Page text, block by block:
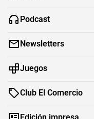
Podcast
Newsletters
Juegos
Club El Comercio
Edición impresa